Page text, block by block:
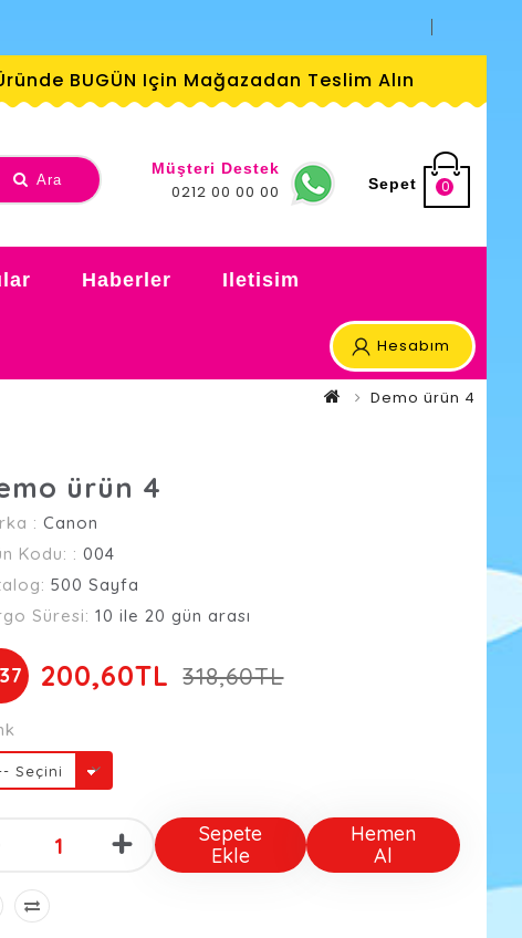
BUGÜN Için Mağazadan Teslim Alın
Müşteri Destek
0212 00 00 00 Sepet 0
Ara
Haberler Iletisim
Hesabım
Demo ürün 4
ürün 4
:Canon
Kodu: :004
500 Sayfa
Süresi:10 ile 20 gün arası
200,60TL 318,60TL
+
Sepete
Ekle
Hemen
Al